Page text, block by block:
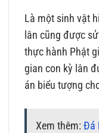
Là một sinh vật
lân cũng được
thực hành Phật
gian con kỳ lân
án biểu tượng
Xem thêm:Đá